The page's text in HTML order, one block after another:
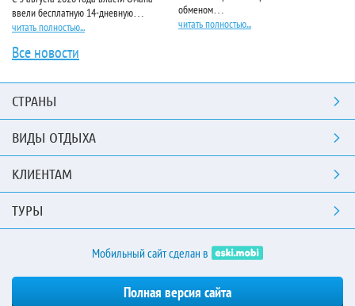
ввели бесплатную 14-дневную…
читать полностью...
обменом…
читать полностью...
Все новости
СТРАНЫ
ВИДЫ ОТДЫХА
КЛИЕНТАМ
ТУРЫ
Мобильный сайт сделан в
Полная версия сайта